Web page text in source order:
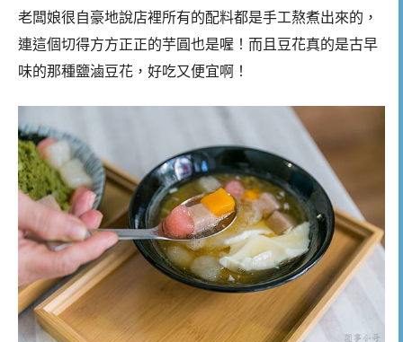
老闆娘很自豪地說店裡所有的配料都是手工熬煮出來的，
連這個切得方方正正的芋圓也是喔！而且豆花真的是古早
味的那種鹽滷豆花，好吃又便宜啊！